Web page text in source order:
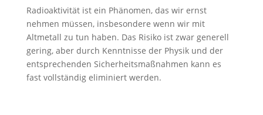
Radioaktivität ist ein Phänomen, das wir ernst
nehmen müssen, insbesondere wenn wir mit
Altmetall zu tun haben. Das Risiko ist zwar generell
gering, aber durch Kenntnisse der Physik und der
entsprechenden Sicherheitsmaßnahmen kann es
fast vollständig eliminiert werden.